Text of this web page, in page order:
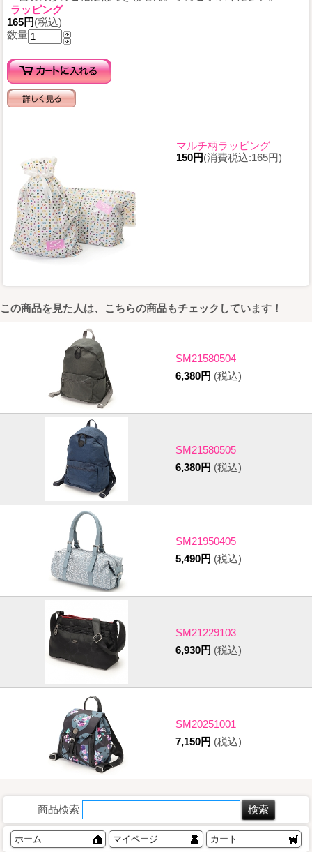
ラッピング
165円(税込)
数量
マルチ柄ラッピング
150円(消費税込:165円)
この商品を見た人は、こちらの商品もチェックしています！
SM21580504
6,380円 (税込)
SM21580505
6,380円 (税込)
SM21950405
5,490円 (税込)
SM21229103
6,930円 (税込)
SM20251001
7,150円 (税込)
商品検索
ホーム マイページ カート